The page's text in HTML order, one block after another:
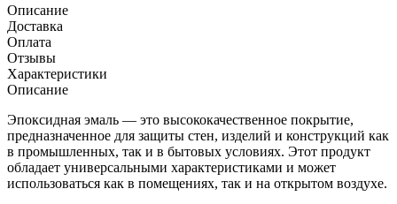
Описание
Доставка
Оплата
Отзывы
Характеристики
Описание
Эпоксидная эмаль — это высококачественное покрытие,
предназначенное для защиты стен, изделий и конструкций как
в промышленных, так и в бытовых условиях. Этот продукт
обладает универсальными характеристиками и может
использоваться как в помещениях, так и на открытом воздухе.